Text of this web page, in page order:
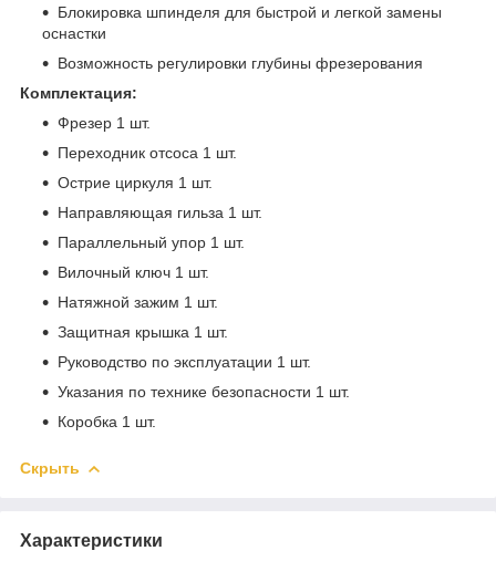
Блокировка шпинделя для быстрой и легкой замены
оснастки
Возможность регулировки глубины фрезерования
Комплектация:
Фрезер 1 шт.
Переходник отсоса 1 шт.
Острие циркуля 1 шт.
Направляющая гильза 1 шт.
Параллельный упор 1 шт.
Вилочный ключ 1 шт.
Натяжной зажим 1 шт.
Защитная крышка 1 шт.
Руководство по эксплуатации 1 шт.
Указания по технике безопасности 1 шт.
Коробка 1 шт.
Скрыть
Характеристики